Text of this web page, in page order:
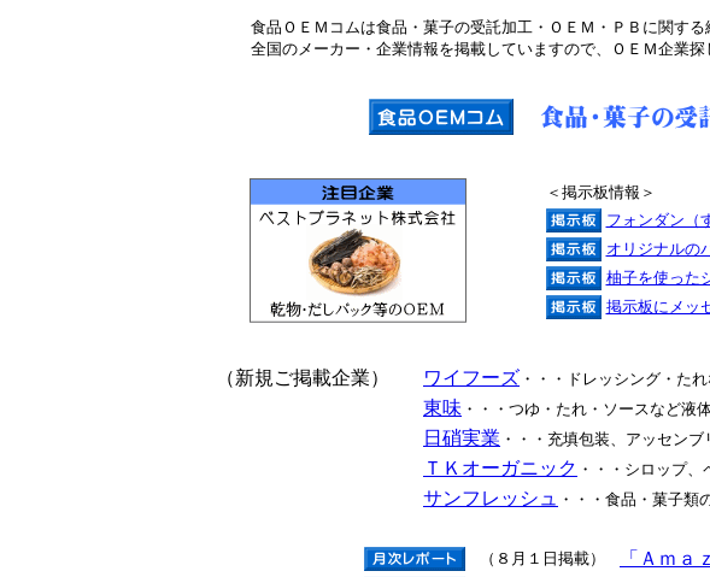
食品ＯＥＭコムは食品・菓子の受託加工・ＯＥＭ・ＰＢに関す
全国のメーカー・企業情報を掲載していますので、ＯＥＭ企業探
＜掲示板情報＞
フォンダン（
オリジナルの
柚子を使った
掲示板にメッ
（新規ご掲載企業） ワイフーズ ・・・ドレッシング・た
東味 ・・・つゆ・たれ・ソースなど液
日硝実業 ・・・充填包装、アッセン
ＴＫオーガニック ・・・シロップ
サンフレッシュ ・・・食品・菓子類
（８月１日掲載） 「Ａｍａ